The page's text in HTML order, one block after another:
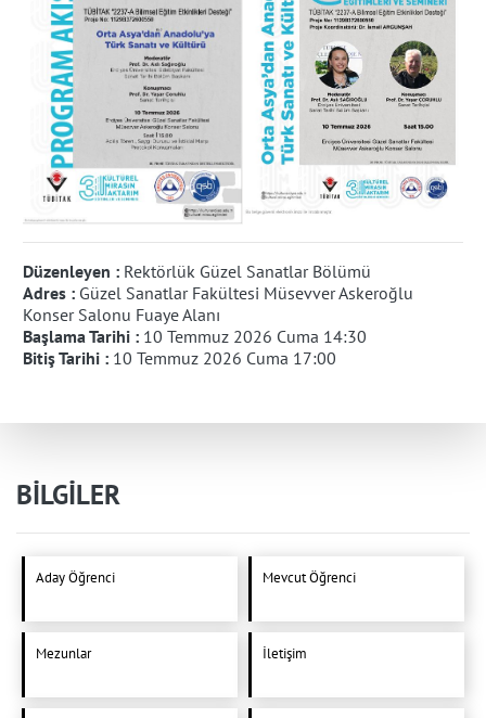
Düzenleyen : Rektörlük Güzel Sanatlar Bölümü
Adres : Güzel Sanatlar Fakültesi Müsevver Askeroğlu
Konser Salonu Fuaye Alanı
Başlama Tarihi : 10 Temmuz 2026 Cuma 14:30
Bitiş Tarihi : 10 Temmuz 2026 Cuma 17:00
BİLGİLER
Aday Öğrenci Mevcut Öğrenci
Mezunlar İletişim